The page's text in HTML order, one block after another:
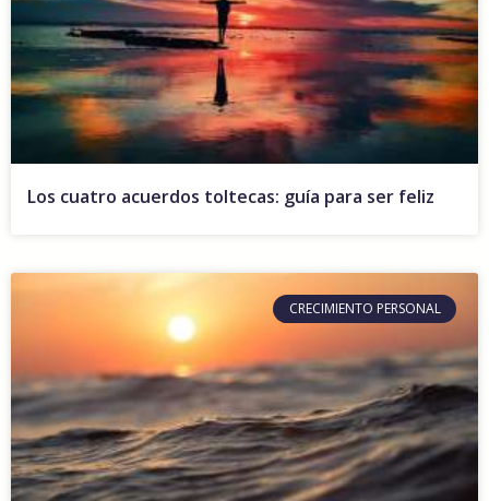
Los cuatro acuerdos toltecas: guía para ser feliz
CRECIMIENTO PERSONAL